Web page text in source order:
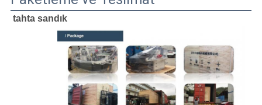
tahta sandık